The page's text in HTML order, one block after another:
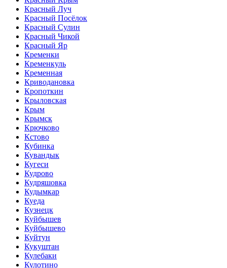
Красный Луч
Красный Посёлок
Красный Сулин
Красный Чикой
Красный Яр
Кременки
Кременкуль
Кременная
Криводановка
Кропоткин
Крыловская
Крым
Крымск
Крючково
Кстово
Кубинка
Кувандык
Кугеси
Кудрово
Кудряшовка
Кудымкар
Куеда
Кузнецк
Куйбышев
Куйбышево
Куйтун
Кукуштан
Кулебаки
Кулотино